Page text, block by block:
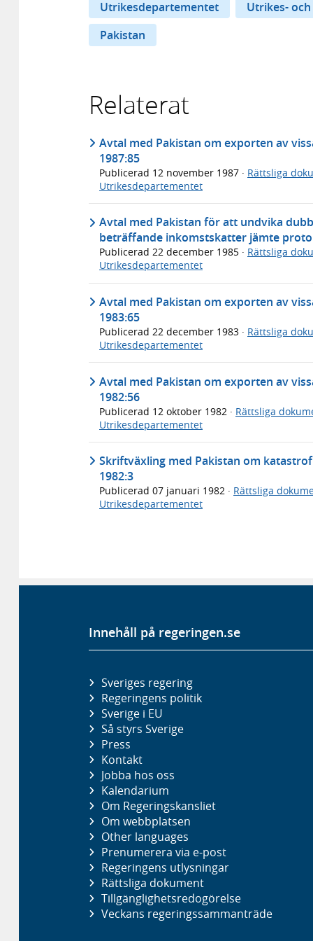
Utrikesdepartementet
Utrikes-
Pakistan
Relaterat
Avtal med Pakistan om exporten av
1987:85
Publicerad 12 november 1987 · Rättsliga
Utrikesdepartementet
Avtal med Pakistan för att undvika
beträffande inkomstskatter jämte
Publicerad 22 december 1985 · Rättsliga
Utrikesdepartementet
Avtal med Pakistan om exporten av
1983:65
Publicerad 22 december 1983 · Rättsliga
Utrikesdepartementet
Avtal med Pakistan om exporten av
1982:56
Publicerad 12 oktober 1982 · Rättsliga
Utrikesdepartementet
Skriftväxling med Pakistan om
1982:3
Publicerad 07 januari 1982 · Rättsliga
Utrikesdepartementet
Innehåll på regeringen.se
Sveriges regering
Regeringens politik
Sverige i EU
Så styrs Sverige
Press
Kontakt
Jobba hos oss
Kalendarium
Om Regeringskansliet
Om webbplatsen
Other languages
Prenumerera via e-post
Regeringens utlysningar
Rättsliga dokument
Tillgänglighetsredogörelse
Veckans regeringssammanträde